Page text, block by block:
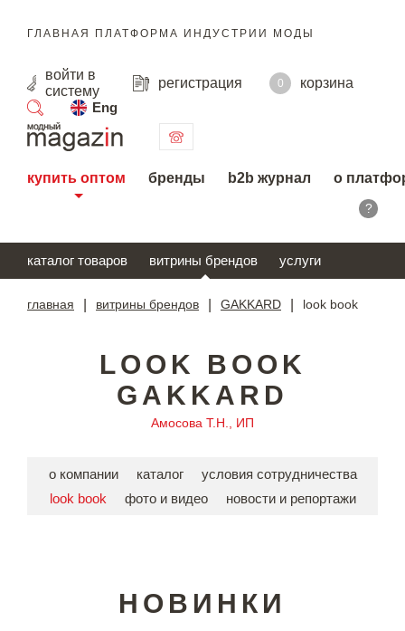
ГЛАВНАЯ ПЛАТФОРМА ИНДУСТРИИ МОДЫ
войти в
систему
регистрация 0
корзина
Eng
поиск
купить оптом бренды b2b журнал о
?
каталог товаров витрины брендов услуги
главная витрины брендов GAKKARD look book
LOOK BOOK
GAKKARD
Амосова Т.Н., ИП
о компании каталог
условия сотрудничества
look book
фото и видео новости и репортажи
НОВИНКИ